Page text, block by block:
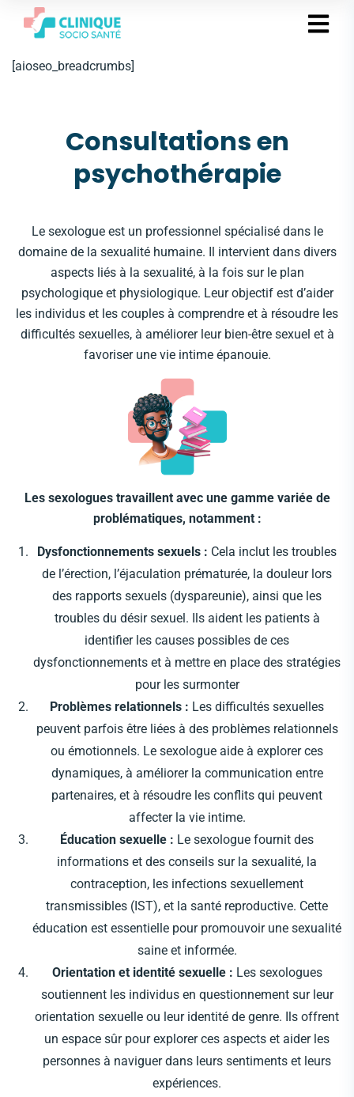
[aioseo_breadcrumbs]
Consultations en
psychothérapie
Le sexologue est un professionnel spécialisé dans le
domaine de la sexualité humaine. Il intervient dans divers
aspects liés à la sexualité, à la fois sur le plan
psychologique et physiologique. Leur objectif est d’aider
les individus et les couples à comprendre et à résoudre les
difficultés sexuelles, à améliorer leur bien-être sexuel et à
favoriser une vie intime épanouie.
Les sexologues travaillent avec une gamme variée de
problématiques, notamment :
Dysfonctionnements sexuels : Cela inclut les troubles
de l’érection, l’éjaculation prématurée, la douleur lors
des rapports sexuels (dyspareunie), ainsi que les
troubles du désir sexuel. Ils aident les patients à
identifier les causes possibles de ces
dysfonctionnements et à mettre en place des stratégies
pour les surmonter
Problèmes relationnels : Les difficultés sexuelles
peuvent parfois être liées à des problèmes relationnels
ou émotionnels. Le sexologue aide à explorer ces
dynamiques, à améliorer la communication entre
partenaires, et à résoudre les conflits qui peuvent
affecter la vie intime.
Éducation sexuelle : Le sexologue fournit des
informations et des conseils sur la sexualité, la
contraception, les infections sexuellement
transmissibles (IST), et la santé reproductive. Cette
éducation est essentielle pour promouvoir une sexualité
saine et informée.
Orientation et identité sexuelle : Les sexologues
soutiennent les individus en questionnement sur leur
orientation sexuelle ou leur identité de genre. Ils offrent
un espace sûr pour explorer ces aspects et aider les
personnes à naviguer dans leurs sentiments et leurs
expériences.